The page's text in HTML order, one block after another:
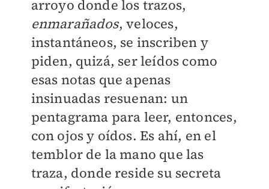
arroyo donde los trazos,
enmarañados, veloces,
instantáneos, se inscriben y
piden, quizá, ser leídos como
esas notas que apenas
insinuadas resuenan: un
pentagrama para leer, entonces,
con ojos y oídos. Es ahí, en el
temblor de la mano que las
traza, donde reside su secreta